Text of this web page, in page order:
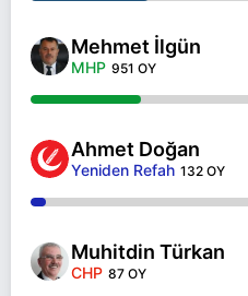
Mehmet İlgün
MHP 951 OY
Ahmet Doğan
Yeniden Refah 132 OY
Muhitdin Türkan
CHP 87 OY